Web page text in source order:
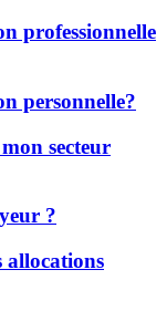
professionnelle
personnelle?
secteur
?
allocations